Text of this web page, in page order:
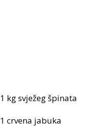
1 kg svježeg špinata
1 crvena jabuka